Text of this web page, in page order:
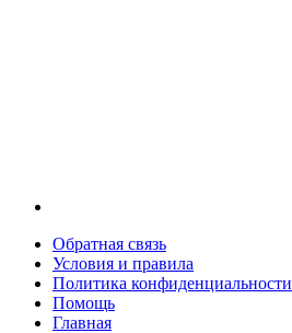
Обратная связь
Условия и правила
Политика конфиденциальности
Помощь
Главная